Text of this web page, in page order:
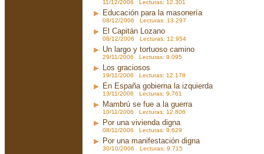
11/12/2006 Lecturas: 12.301
Educación para la masonería
08/12/2006 Lecturas: 13.297
El Capitán Lozano
08/12/2006 Lecturas: 12.954
Un largo y tortuoso camino
29/11/2006 Lecturas: 9.095
Los graciosos
19/11/2006 Lecturas: 12.178
En España gobierna la izquierda
13/11/2006 Lecturas: 9.761
Mambrú se fue a la guerra
10/11/2006 Lecturas: 12.806
Por una vivienda digna
08/11/2006 Lecturas: 9.629
Por una manifestación digna
30/10/2006 Lecturas: 9.715